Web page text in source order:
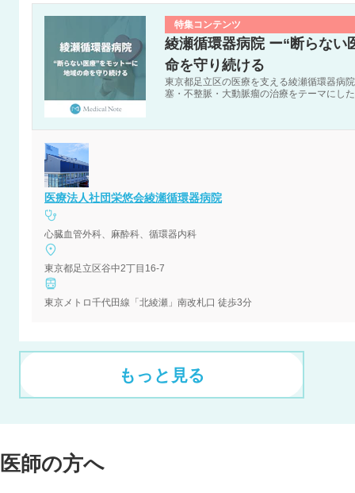
特集コンテンツ
綾瀬循環器病院 ー“断らない
命を守り続ける
東京都足立区の医療を支える綾瀬循環器病
塞・不整脈・大動脈瘤の治療をテーマにし
医療法人社団栄悠会綾瀬循環器病院
心臓血管外科、麻酔科、循環器内科
東京都足立区谷中2丁目16-7
東京メトロ千代田線「北綾瀬」南改札口 徒歩3分
もっと見る
医師の方へ